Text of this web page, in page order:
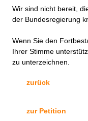
Wir sind nicht bereit,
der Bundesregierung
Wenn Sie den
Ihrer Stimme
zu unterzeichnen.
zurück
zur Petition